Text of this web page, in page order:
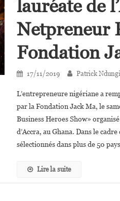
lauréate de
Netpreneur
Fondation
17/11/2019 Patrick
L’entrepreneure nigériane a
par la Fondation Jack Ma, le
Business Heroes Show»
d’Accra, au Ghana. Dans le
sélectionnés dans plus de 50
Lire la suite